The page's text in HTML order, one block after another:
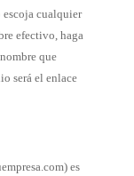
escoja cualquier
efectivo, haga
que
será el enlace
es